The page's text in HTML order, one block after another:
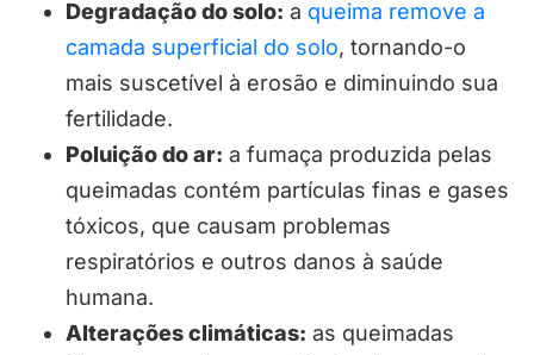
Degradação do solo: a queima remove a
camada superficial do solo, tornando-o
mais suscetível à erosão e diminuindo sua
fertilidade.
Poluição do ar: a fumaça produzida pelas
queimadas contém partículas finas e gases
tóxicos, que causam problemas
respiratórios e outros danos à saúde
humana.
Alterações climáticas: as queimadas